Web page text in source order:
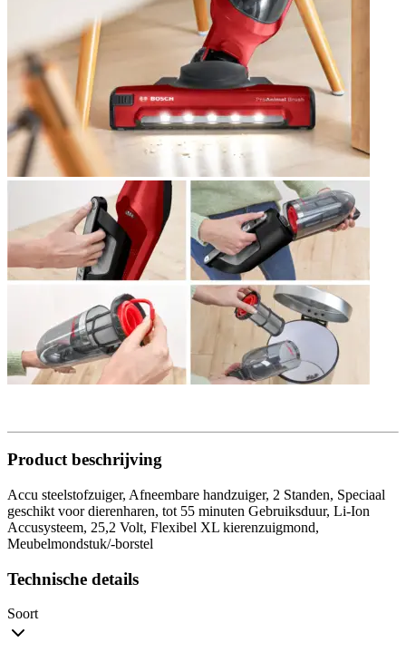
Product beschrijving
Accu steelstofzuiger, Afneembare handzuiger, 2 Standen, Speciaal
geschikt voor dierenharen, tot 55 minuten Gebruiksduur, Li-Ion
Accusysteem, 25,2 Volt, Flexibel XL kierenzuigmond,
Meubelmondstuk/-borstel
Technische details
Soort